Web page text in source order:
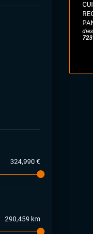
324,990 €
290,459 km